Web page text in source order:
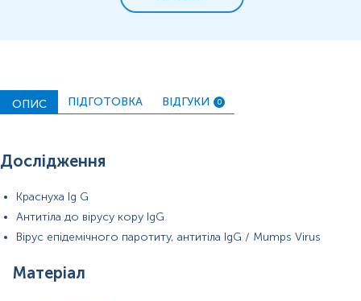
ОПИС ПІДГОТОВКА ВІДГУКИ 0
Дослідження
Краснуха Ig G
Антитіла до вірусу кору IgG
Вірус епідемічного паротиту, антитіла IgG / Mumps Virus
Матеріал